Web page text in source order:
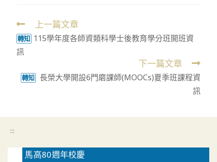
Read
more
articles
上一篇文章
轉知 115學年度各師資類科學士後教育學分班開班資
訊
下一篇文章
轉知
長榮大學開設6門磨課師(MOOCs)夏季班課程資
訊
:::
馬高80週年校慶